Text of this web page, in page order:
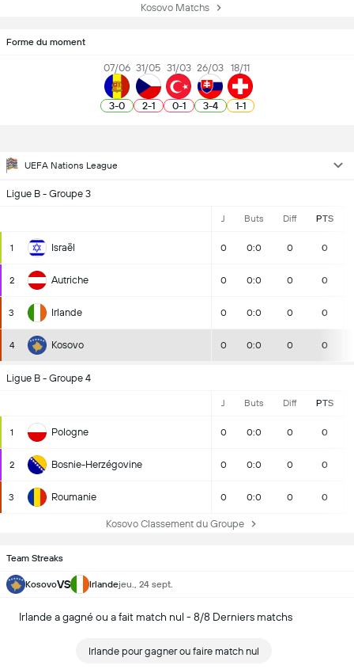
Kosovo Matchs
Forme du moment
07/06
3-0
31/05
2-1
31/03
0-1
26/03
3-4
18/11
1-1
UEFA Nations League
Ligue B - Groupe 3
J Buts Diff PTS
1 Israël 0 0:0 0 0
2 Autriche 0 0:0 0 0
3 Irlande 0 0:0 0 0
4 Kosovo 0 0:0 0 0
Ligue B - Groupe 4
J Buts Diff PTS
1 Pologne 0 0:0 0 0
2 Bosnie-Herzégovine 0 0:0 0 0
3 Roumanie 0 0:0 0 0
Kosovo Classement du Groupe
Team Streaks
KosovoVS Irlandejeu., 24 sept.
Irlande a gagné ou a fait match nul - 8/8 Derniers matchs
Irlande pour gagner ou faire match nul